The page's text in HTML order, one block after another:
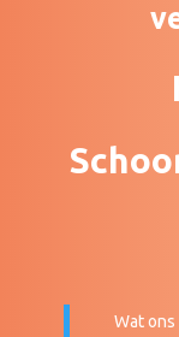
Wat